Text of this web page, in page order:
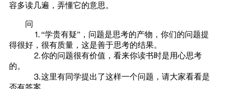
容多读几遍，弄懂它的意思。
问
⒈“学贵有疑”，问题是思考的产物，你们的问题提
得很好，很有质量，这是善于思考的结果。
⒉你的问题很有价值，看来你读书时是用心思考
的。
⒊这里有同学提出了这样一个问题，请大家看看是